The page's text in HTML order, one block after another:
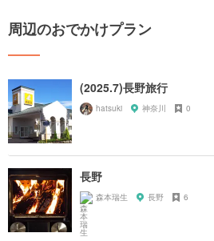
周辺のおでかけプラン
(2025.7)長野旅行
hatsuki 神奈川 0
長野
森本瑞生 長野 6